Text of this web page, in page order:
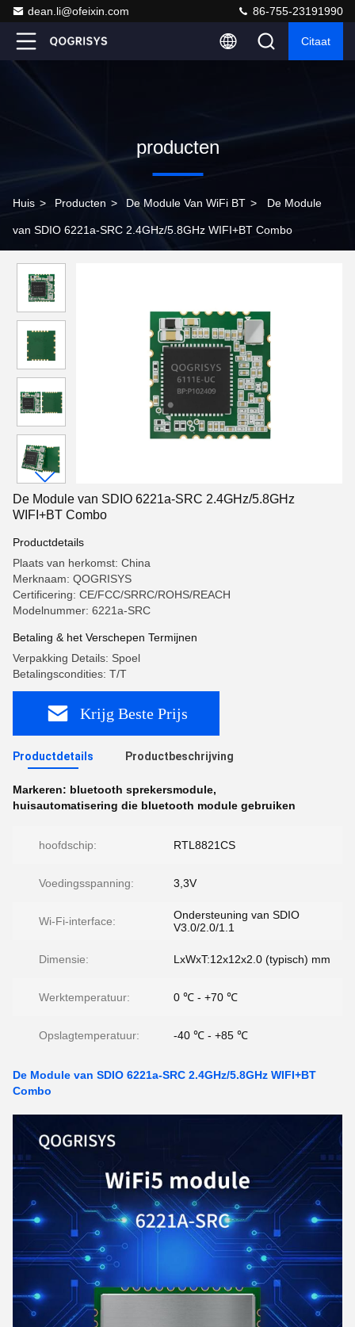
dean.li@ofeixin.com 86-755-23191990
Citaat
producten
Huis > Producten > De Module Van WiFi BT > De Module
van SDIO 6221a-SRC 2.4GHz/5.8GHz WIFI+BT Combo
De Module van SDIO 6221a-SRC 2.4GHz/5.8GHz
WIFI+BT Combo
Productdetails
Plaats van herkomst: China
Merknaam: QOGRISYS
Certificering: CE/FCC/SRRC/ROHS/REACH
Modelnummer: 6221a-SRC
Betaling & het Verschepen Termijnen
Verpakking Details: Spoel
Betalingscondities: T/T
Krijg Beste Prijs
Productdetails Productbeschrijving
Markeren: bluetooth sprekersmodule,
huisautomatisering die bluetooth module gebruiken
hoofdschip: RTL8821CS
Voedingsspanning: 3,3V
Wi-Fi-interface:
Ondersteuning van SDIO
V3.0/2.0/1.1
Dimensie: LxWxT:12x12x2.0 (typisch) mm
Werktemperatuur: 0 ℃ - +70 ℃
Opslagtemperatuur: -40 ℃ - +85 ℃
De Module van SDIO 6221a-SRC 2.4GHz/5.8GHz WIFI+BT
Combo